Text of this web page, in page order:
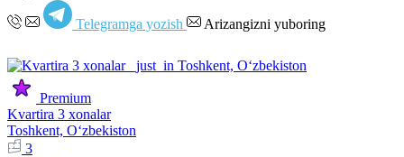
Telegramga yozish Arizangizni yuboring
Premium
Kvartira 3 xonalar
Toshkent, Oʻzbekiston
3